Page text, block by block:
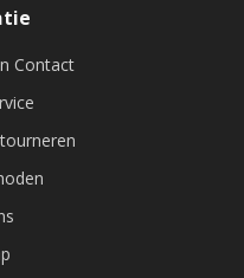
Contact